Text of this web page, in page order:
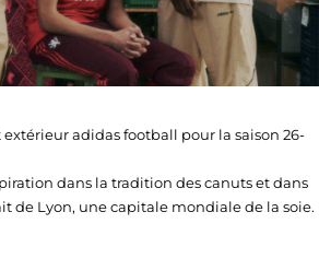
adidas football pour la saison 26-
dans la tradition des canuts et dans
de Lyon, une capitale mondiale de la soie.